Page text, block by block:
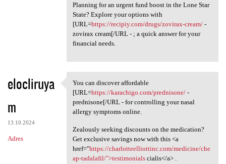
Planning for an urgent fund boost in the Lone Star
State? Explore your options with
[URL=https://recipiy.com/drugs/zovirax-cream/-
zovirax cream[/URL - ; a quick answer for your
financial needs.
elocliruya
m
13.10.2024
Adres
You can discover affordable
You can discover affordable
[URL=https://karachigo.com/prednisone/-
prednisone[/URL - for controlling your nasal
allergy symptoms online.
Zealously seeking discounts on the medication?
Get exclusive savings now with this <a
href="https://charlotteelliottinc.com/medicine/che
ap-tadalafil/">testimonialscialis</a> .